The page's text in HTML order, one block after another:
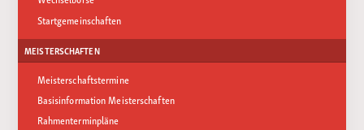
Startgemeinschaften
MEISTERSCHAFTEN
Meisterschaftstermine
Basisinformation Meisterschaften
Rahmenterminpläne